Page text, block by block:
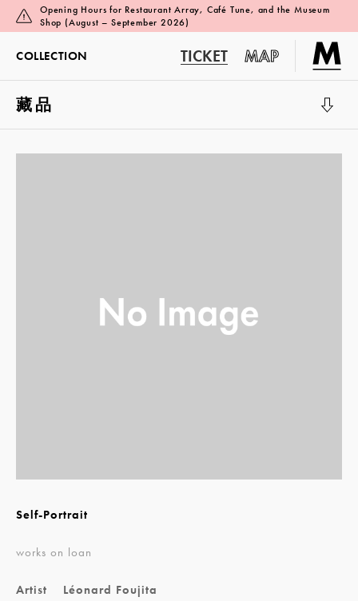
Opening Hours for Restaurant Array, Café Tune, and the Museum
Shop (August – September 2026)
COLLECTION TICKET MAP
藏品
Self-Portrait
works on loan
Artist
Léonard Foujita